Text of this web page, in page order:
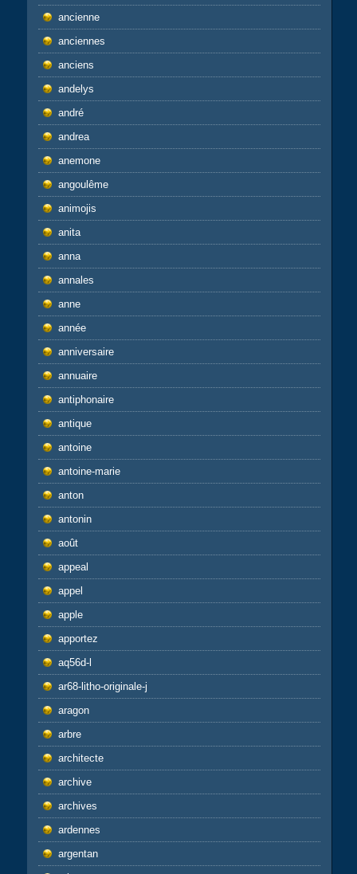
ancienne
anciennes
anciens
andelys
andré
andrea
anemone
angoulême
animojis
anita
anna
annales
anne
année
anniversaire
annuaire
antiphonaire
antique
antoine
antoine-marie
anton
antonin
août
appeal
appel
apple
apportez
aq56d-l
ar68-litho-originale-j
aragon
arbre
architecte
archive
archives
ardennes
argentan